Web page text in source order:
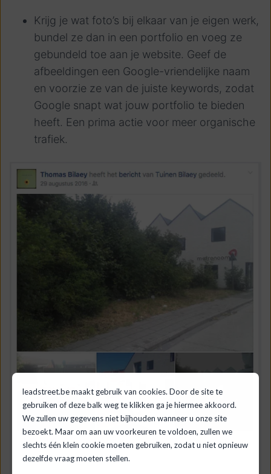
leadstreet.be maakt gebruik van cookies. Door de site te
gebruiken of deze balk weg te klikken ga je hiermee akkoord.
We zullen uw gegevens niet bijhouden wanneer u onze site
bezoekt. Maar om aan uw voorkeuren te voldoen, zullen we
slechts één klein cookie moeten gebruiken, zodat u niet opnieuw
dezelfde vraag moeten stellen.
Krijg je wat foto’s bij elkaar van je eigen werk,
bundel ze dan in een portfolio en voeg ze
gebundeld toe aan je website. Geef de
afbeeldingen een Google-vriendelijke naam
en voorzie ze van de juiste keywords, zodat
Google snapt wat jouw portfolio te bieden
heeft. Een prima actie voor meer organische
trafiek.